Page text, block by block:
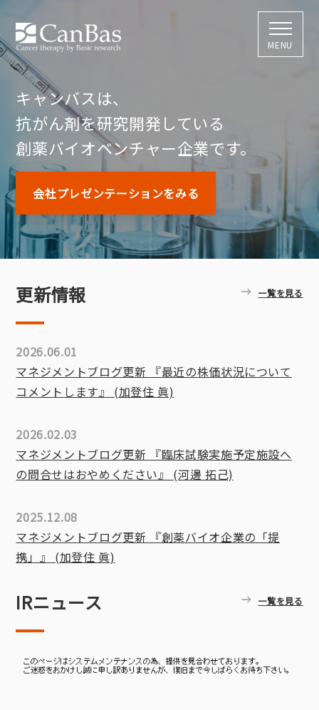
株式会社キャン
MENU
キャンバスは、
抗がん剤を研究開発している
創薬バイオベンチャー企業です。
会社プレゼンテーションをみる
更新情報 一覧を見る
2026.06.01
マネジメントブログ更新 『最近の株価状況について
コメントします』 (加登住 眞)
2026.02.03
マネジメントブログ更新 『臨床試験実施予定施設へ
の問合せはおやめください』 (河邊 拓己)
2025.12.08
マネジメントブログ更新 『創薬バイオ企業の「提
携」』 (加登住 眞)
IRニュース 一覧を見る